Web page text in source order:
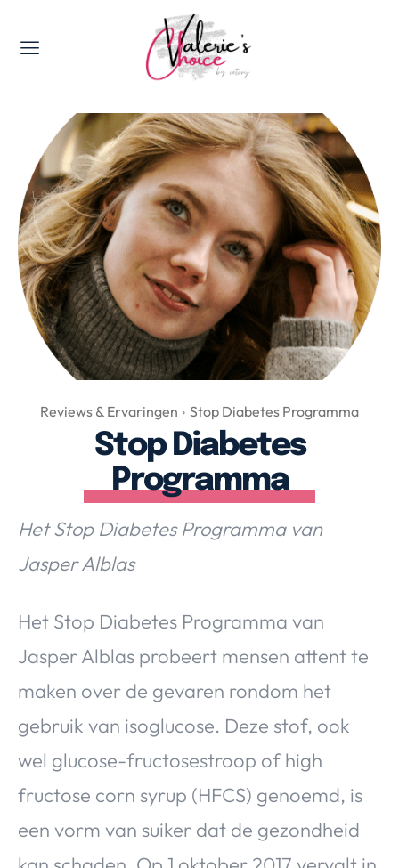
Valerie's Topics
Travel & Culture
Food & Drinks
Happyness & Opmerkelijk
Lifestyle, Sport & Duurzaamheid
Gadgets & Tech
Top 5 van Valerie
Health & Beauty
Huis & Tuin
Nieuws & Media
Over Valerie
Over Valerie
De Top 5
Contact
Travel
Lifestyle
Reviews & Ervaringen Stop Diabetes Programma
Stop Diabetes
Programma
Het Stop Diabetes Programma van
Jasper Alblas
Het Stop Diabetes Programma van
Jasper Alblas probeert mensen attent te
maken over de gevaren rondom het
gebruik van isoglucose. Deze stof, ook
wel glucose-fructosestroop of high
fructose corn syrup (HFCS) genoemd, is
een vorm van suiker dat de gezondheid